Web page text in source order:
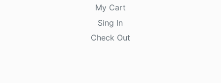
My Cart
Sing In
Check Out